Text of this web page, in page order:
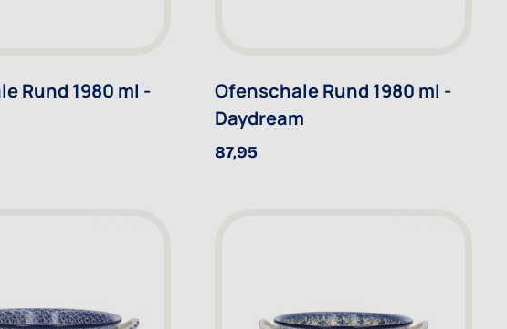
Rund 1980 ml -
Ofenschale Rund 1980 ml -
Daydream
87,95